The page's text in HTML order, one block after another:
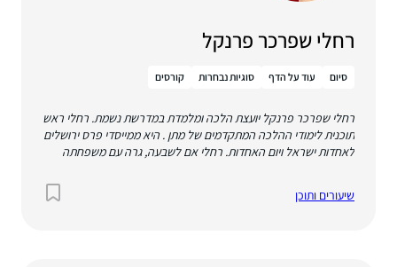
רחלי שפרכר פרנקל
סיום עוד על הדף סוגיות נבחרות קורסים
רחלי שפרכר פרנקל יועצת הלכה ומלמדת במדרשת נשמת. רחלי ראש
תוכנית לימודי ההלכה המתקדמים של מתן . היא ממייסדי פרס ירושלים
לאחדות ישראל ויום האחדות. רחלי אם לשבעה, גרה עם משפחתה
שיעורים ותוכן